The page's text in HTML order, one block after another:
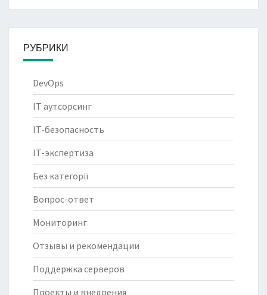
РУБРИКИ
DevOps
IT аутсорсинг
IT-безопасность
IT-экспертиза
Без категорії
Вопрос-ответ
Мониторинг
Отзывы и рекомендации
Поддержка серверов
Проекты и внедрения